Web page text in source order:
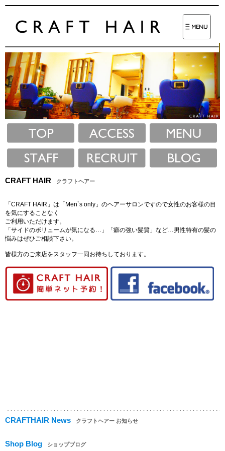
CRAFT HAIR クラフトヘアー
「CRAFT HAIR」は「Men`s only」のヘアーサロンですので女性のお客様の目
を気にすることなく
ご利用いただけます。
「サイドのボリュームが気になる…」「癖の強い髪質」など…男性特有の髪の
悩みはぜひご相談下さい。
皆様方のご来店をスタッフ一同お待ちしております。
CRAFTHAIR News クラフトヘアー お知らせ
Shop Blog ショップブログ